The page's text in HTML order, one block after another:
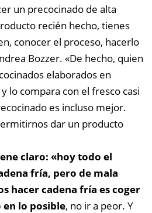
un precocinado de alta
recién hecho, tienes
conocer el proceso, hacerlo
Bozzer. «De hecho, quien
elaborados en
lo compara con el fresco casi
es incluso mejor.
dar un producto
claro: «hoy todo el
fría, pero de mala
hacer cadena fría es coger
lo posible, no ir a peor. Y